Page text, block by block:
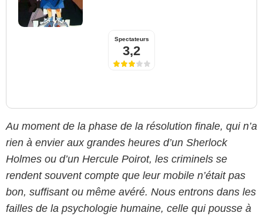
Spectateurs
3,2
Au moment de la phase de la résolution finale, qui n’a
rien à envier aux grandes heures d’un Sherlock
Holmes ou d’un Hercule Poirot, les criminels se
rendent souvent compte que leur mobile n’était pas
bon, suffisant ou même avéré. Nous entrons dans les
failles de la psychologie humaine, celle qui pousse à